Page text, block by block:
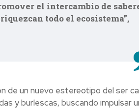
el intercambio de
todo el ecosistema”,
de un nuevo estereotipo del ser
y burlescas, buscando impulsar